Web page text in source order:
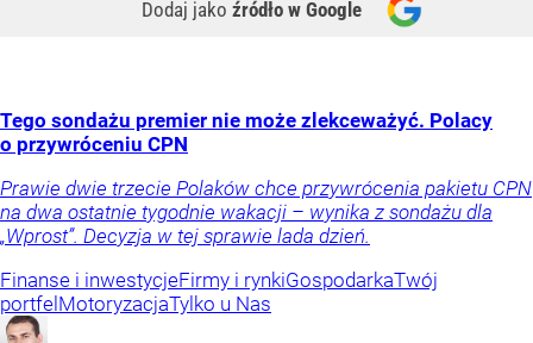
Dodaj jako źródło w Google
Tego sondażu premier nie może zlekceważyć. Polacy
o przywróceniu CPN
Prawie dwie trzecie Polaków chce przywrócenia pakietu CPN
na dwa ostatnie tygodnie wakacji – wynika z sondażu dla
„Wprost”. Decyzja w tej sprawie lada dzień.
Finanse i inwestycjeFirmy i rynkiGospodarkaTwój
portfel MotoryzacjaTylko u Nas